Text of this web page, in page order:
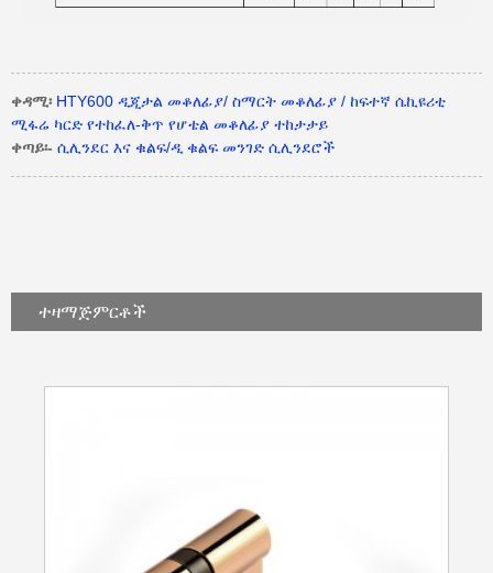
ቀዳሚ፡ HTY600 ዲጂታል መቆለፊያ/ ስማርት መቆለፊያ / ከፍተኛ ሴኪዩሪቲ
ሚፋሬ ካርድ የተከፈለ-ቅጥ የሆቴል መቆለፊያ ተከታታይ
ቀጣይ፡- ሲሊንደር እና ቁልፍ/ዲ ቁልፍ መንገድ ሲሊንደሮች
ተዛማጅምርቶች